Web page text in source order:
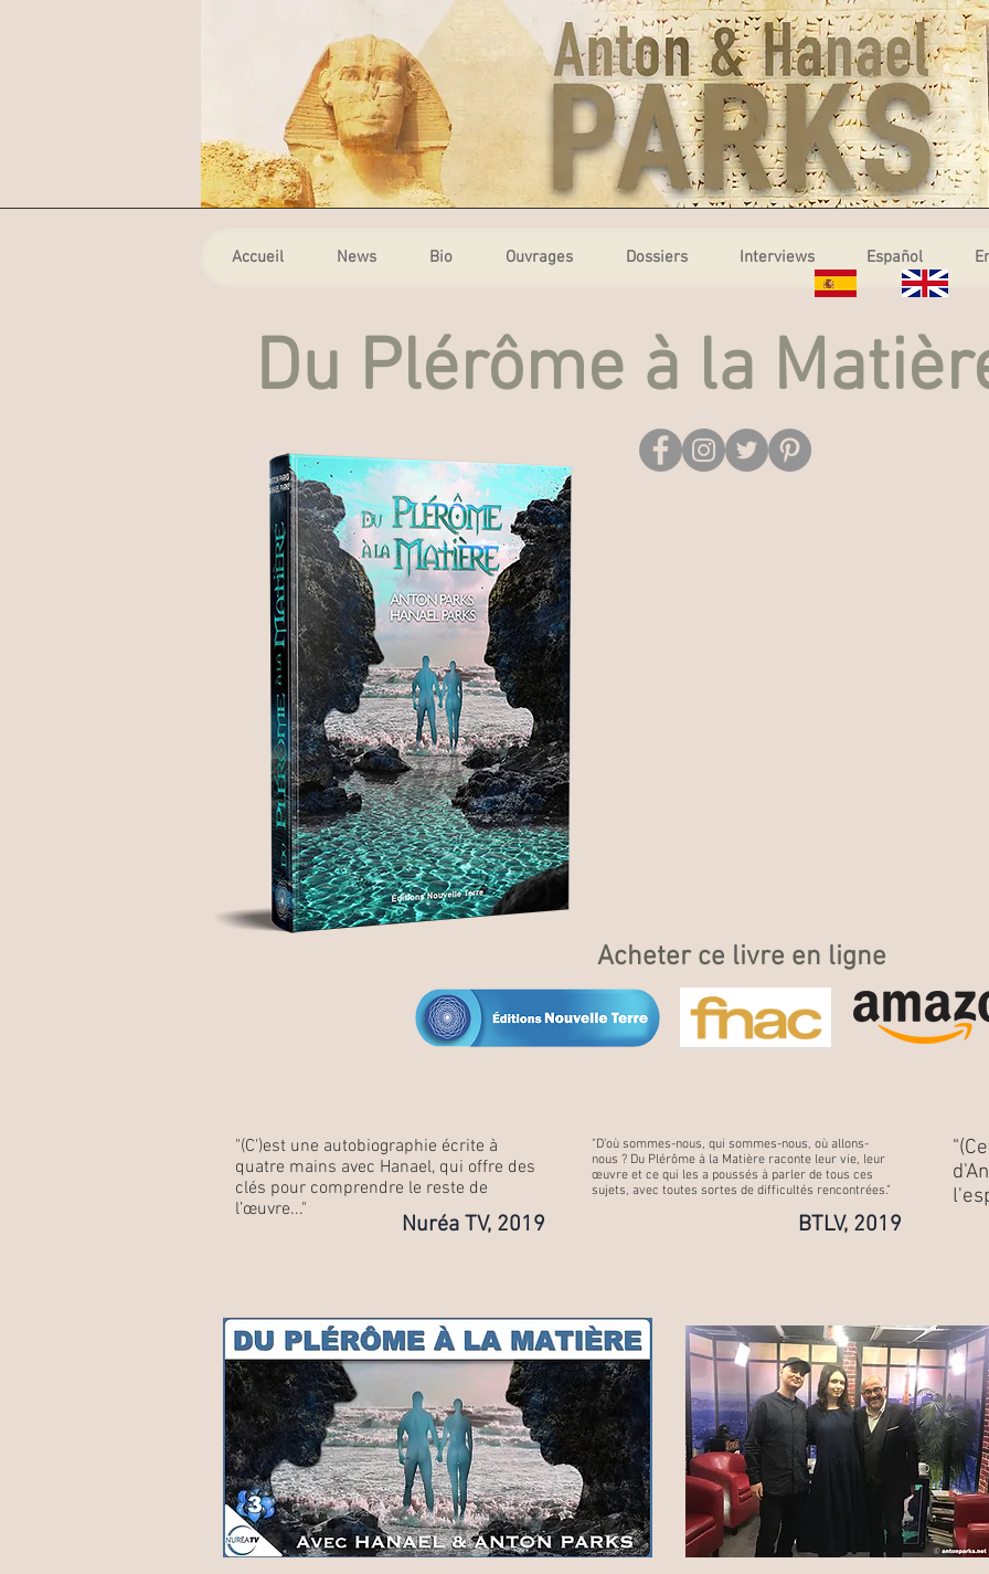
Accueil News Bio Ouvrages Dossiers Interviews Español
Du Plérôme à la
Acheter ce livre en ligne
"(C')est une autobiographie écrite à
quatre mains avec Hanael, qui offre des
clés pour comprendre le reste de
l’œuvre..."
Nuréa TV, 2019 BTLV, 2019
"D’où sommes-nous, qui sommes-nous, où allons-
nous ? Du Plérôme à la Matière raconte leur vie, leur
œuvre et ce qui les a poussés à parler de tous ces
sujets, avec toutes sortes de difficultés rencontrées."
"